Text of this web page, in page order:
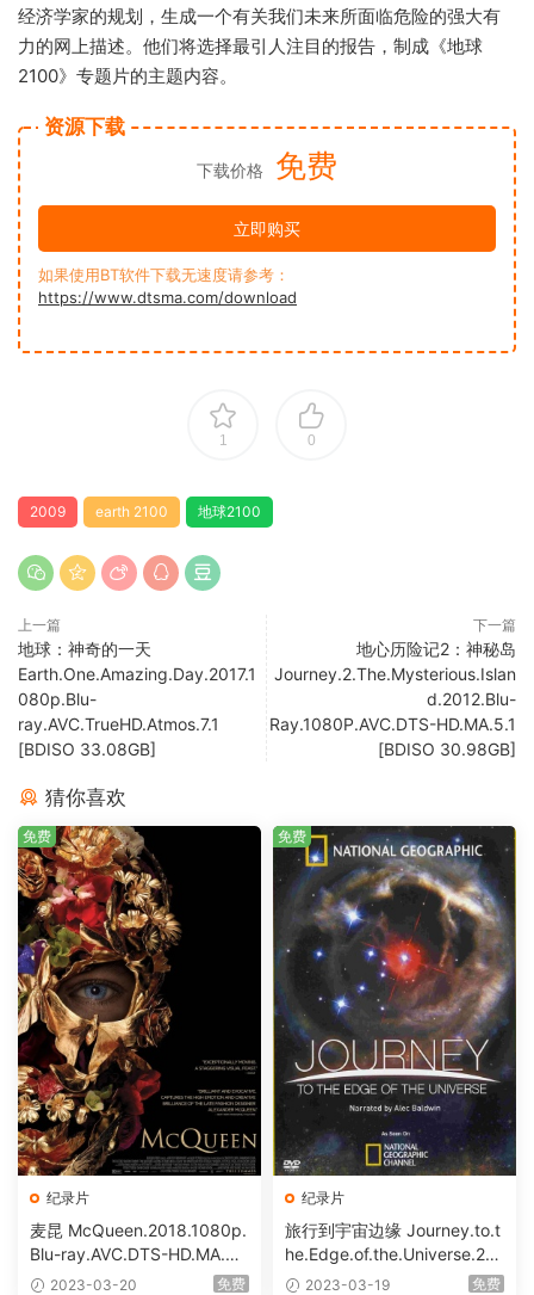
经济学家的规划，生成一个有关我们未来所面临危险的强大有
力的网上描述。他们将选择最引人注目的报告，制成《地球
2100》专题片的主题内容。
资源下载
下载价格 免费
立即购买
如果使用BT软件下载无速度请参考：
https://www.dtsma.com/download
1 0
2009 earth 2100 地球2100
上一篇
地球：神奇的一天
Earth.One.Amazing.Day.2017.1
080p.Blu-
ray.AVC.TrueHD.Atmos.7.1
[BDISO 33.08GB]
下一篇
地心历险记2：神秘岛
Journey.2.The.Mysterious.Islan
d.2012.Blu-
Ray.1080P.AVC.DTS-HD.MA.5.1
[BDISO 30.98GB]
猜你喜欢
纪录片
麦昆 McQueen.2018.1080p.
Blu-ray.AVC.DTS-HD.MA.5.1
[BDISO 31.73GB]
2023-03-20 免费
免费
纪录片
旅行到宇宙边缘 Journey.to.t
he.Edge.of.the.Universe.20
08.Blu-ray.1080i.VC-1.LPC
2023-03-19 免费
免费